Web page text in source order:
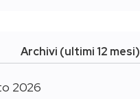
Archivi (ultimi 12 mesi)
2026